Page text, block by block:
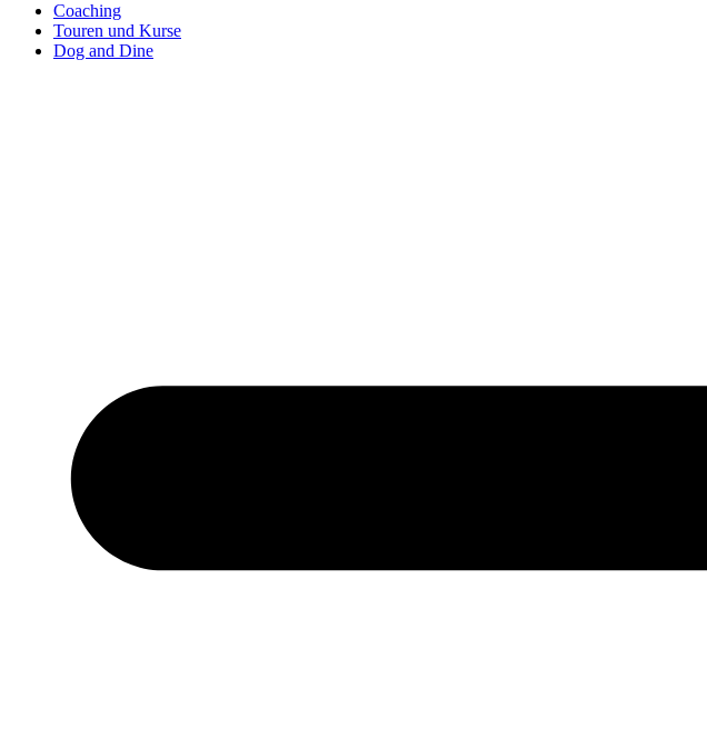
Coaching
Touren und Kurse
Dog and Dine